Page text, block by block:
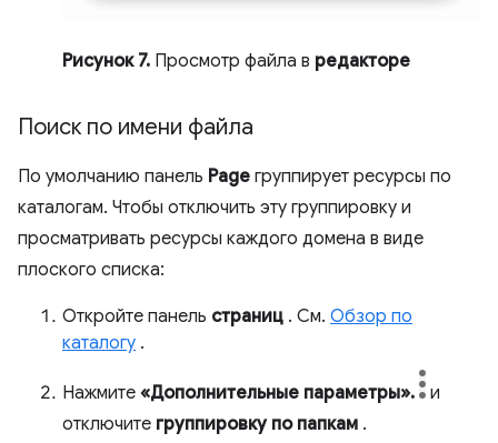
Рисунок 7. Просмотр файла в редакторе
Поиск по имени файла
По умолчанию панель Page группирует ресурсы по
каталогам. Чтобы отключить эту группировку и
просматривать ресурсы каждого домена в виде
плоского списка:
Откройте панель страниц . См. Обзор по
каталогу .
Нажмите «Дополнительные параметры».
и
отключите группировку по папкам .